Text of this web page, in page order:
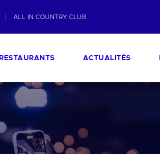
ALL IN COUNTRY CLUB
RESTAURANTS ACTUALITÉS